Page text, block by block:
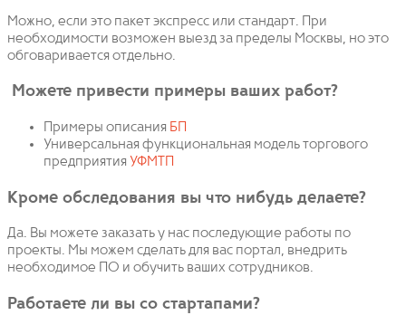
Можно, если это пакет экспресс или стандарт. При
необходимости возможен выезд за пределы Москвы, но это
обговаривается отдельно.
Можете привести примеры ваших работ?
Примеры описания БП
Универсальная функциональная модель торгового
предприятия УФМТП
Кроме обследования вы что нибудь делаете?
Да. Вы можете заказать у нас последующие работы по
проекты. Мы можем сделать для вас портал, внедрить
необходимое ПО и обучить ваших сотрудников.
Работаете ли вы со стартапами?